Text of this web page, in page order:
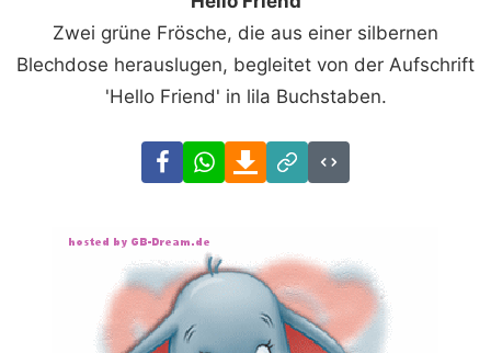
Zwei grüne Frösche, die aus einer silbernen
Blechdose herauslugen, begleitet von der Aufschrift
'Hello Friend' in lila Buchstaben.
FacebookWhatsAppDownload
Link
Code